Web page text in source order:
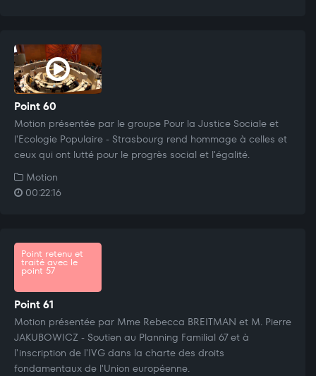
Point 60
Motion présentée par le groupe Pour la Justice Sociale et
l'Ecologie Populaire - Strasbourg rend hommage à celles et
ceux qui ont lutté pour le progrès social et l'égalité.
Motion
00:22:16
Point retenu et
traité avec le
point 57
Point 61
Motion présentée par Mme Rebecca BREITMAN et M. Pierre
JAKUBOWICZ - Soutien au Planning Familial 67 et à
l'inscription de l'IVG dans la charte des droits
fondamentaux de l'Union européenne.